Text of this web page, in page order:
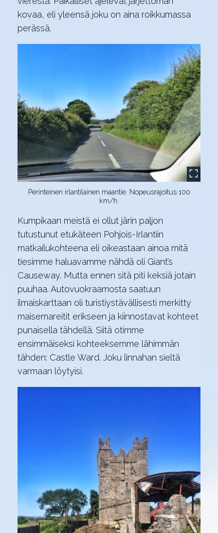
kovaa, eli yleensä joku on aina roikkumassa
perässä.
Perinteinen irlantilainen maantie. Nopeusrajoitus 100
km/h.
Kumpikaan meistä ei ollut järin paljon
tutustunut etukäteen Pohjois-Irlantiin
matkailukohteena eli oikeastaan ainoa mitä
tiesimme haluavamme nähdä oli Giant’s
Causeway. Mutta ennen sitä piti keksiä jotain
puuhaa. Autovuokraamosta saatuun
ilmaiskarttaan oli turistiystävällisesti merkitty
maisemareitit erikseen ja kiinnostavat kohteet
punaisella tähdellä. Siitä otimme
ensimmäiseksi kohteeksemme lähimmän
tähden: Castle Ward. Joku linnahan sieltä
varmaan löytyisi.